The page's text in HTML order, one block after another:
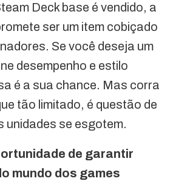
Deck base é vendido, a
ser um item cobiçado
Se você deseja um
desempenho e estilo
é a sua chance. Mas corra
tão limitado, é questão de
unidades se esgotem.
de garantir
mundo dos games